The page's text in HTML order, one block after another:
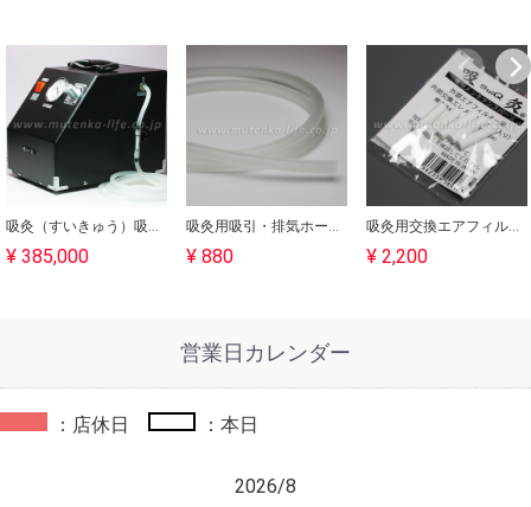
吸灸（すいきゅう）吸玉医療機器｜吸灸
¥ 385,000
吸灸用吸引・排気ホース（シリコン）1m｜吸灸
¥ 880
吸灸用交換エアフィルター５個｜吸灸
¥ 2,200
営業日カレンダー
：店休日 ：本日
2026/8